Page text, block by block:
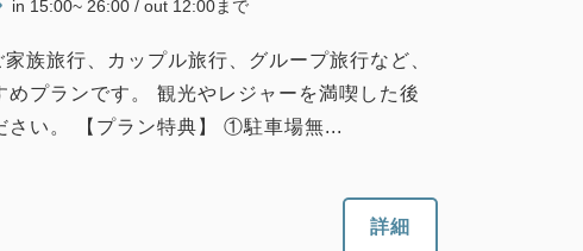
in 15:00~ 26:00 / out 12:00まで
族旅行、カップル旅行、グループ旅行など、
プランです。 観光やレジャーを満喫した後
さい。 【プラン特典】 ①駐車場無...
詳細